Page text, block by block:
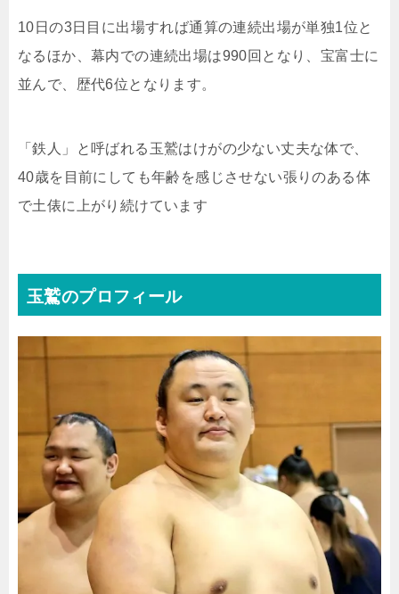
10日の3日目に出場すれば通算の連続出場が単独1位と
なるほか、幕内での連続出場は990回となり、宝富士に
並んで、歴代6位となります。
「鉄人」と呼ばれる玉鷲はけがの少ない丈夫な体で、
40歳を目前にしても年齢を感じさせない張りのある体
で土俵に上がり続けています
玉鷲のプロフィール